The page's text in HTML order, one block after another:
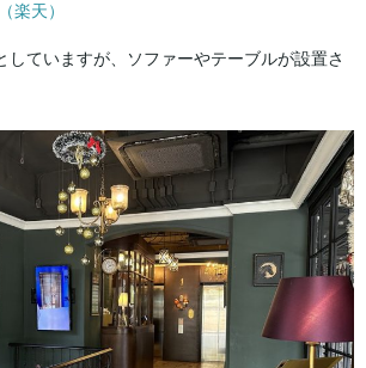
楽天）
していますが、ソファーやテーブルが設置さ